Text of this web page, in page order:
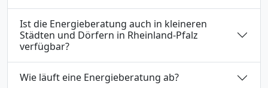
Ist die Energieberatung auch in kleineren
Städten und Dörfern in Rheinland-Pfalz
verfügbar?
Wie läuft eine Energieberatung ab?